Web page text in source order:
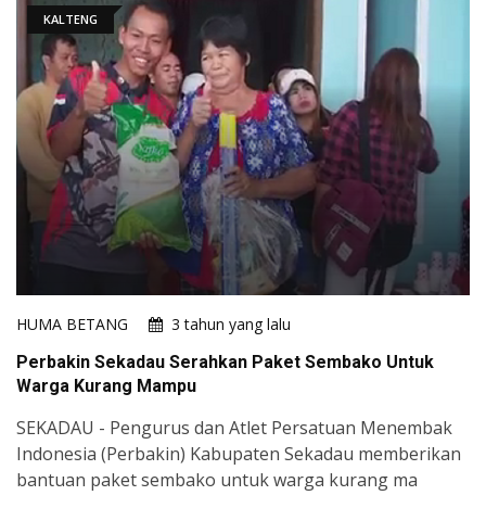
KALTENG
HUMA BETANG
3 tahun yang lalu
Perbakin Sekadau Serahkan Paket Sembako Untuk
Warga Kurang Mampu
SEKADAU - Pengurus dan Atlet Persatuan Menembak
Indonesia (Perbakin) Kabupaten Sekadau memberikan
bantuan paket sembako untuk warga kurang ma